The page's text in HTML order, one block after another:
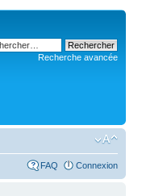
Recherche avancée
FAQ Connexion